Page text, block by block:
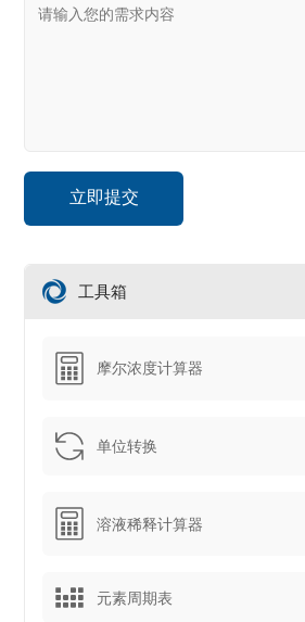
工具箱
摩尔浓度计算器
单位转换
溶液稀释计算器
元素周期表